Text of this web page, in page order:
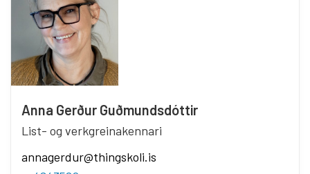
Anna Gerður Guðmundsdóttir
List- og verkgreinakennari
annagerdur@thingskoli.is